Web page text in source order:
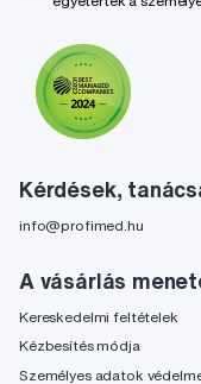
Kérdések,
info@profimed.hu
A vásárlás
Kereskedelmi feltételek
Kézbesítés módja
Személyes adatok